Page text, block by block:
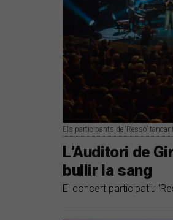
Els participants de ‘Ressó’
L’Auditori de
bullir la sang
El concert participatiu